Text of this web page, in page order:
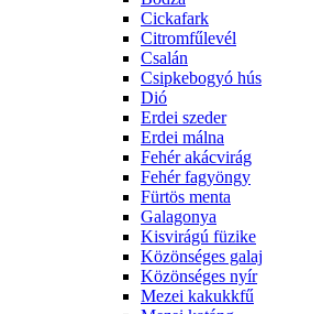
Cickafark
Citromfűlevél
Csalán
Csipkebogyó hús
Dió
Erdei szeder
Erdei málna
Fehér akácvirág
Fehér fagyöngy
Fürtös menta
Galagonya
Kisvirágú füzike
Közönséges galaj
Közönséges nyír
Mezei kakukkfű